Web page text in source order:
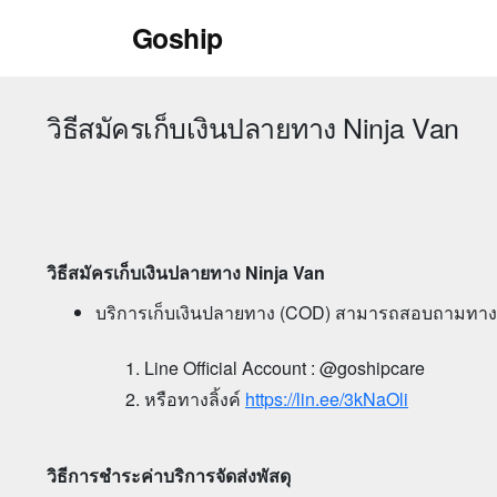
Goship
วิธีสมัครเก็บเงินปลายทาง Ninja Van
วิธีสมัครเก็บเงินปลายทาง Ninja Van
บริการเก็บเงินปลายทาง (COD) สามารถสอบถามท
Line Official Account : @goshipcare
หรือทางลิ้งค์ https://lin.ee/3kNaOli
วิธีการชำระค่าบริการจัดส่งพัสดุ